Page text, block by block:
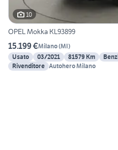
10
OPEL Mokka KL93899
15.199 €Milano(MI)
Usato
03/2021 81579 Km
Rivenditore Autohero Milano